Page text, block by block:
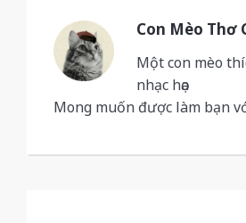
Con Mèo Thơ
Một con mèo
nhạc họa
Mong muốn được làm bạn